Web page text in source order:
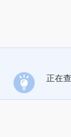
正在